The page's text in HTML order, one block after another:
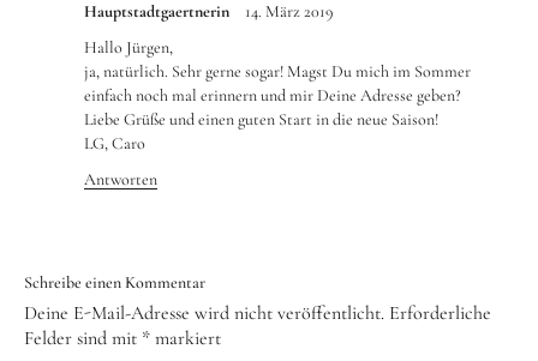
Hauptstadtgaertnerin
14. März 2019
Hallo Jürgen,
ja, natürlich. Sehr gerne sogar! Magst Du mich im Sommer
einfach noch mal erinnern und mir Deine Adresse geben?
Liebe Grüße und einen guten Start in die neue Saison!
LG, Caro
Antworten
Schreibe einen Kommentar
Deine E-Mail-Adresse wird nicht veröffentlicht. Erforderliche
Felder sind mit * markiert